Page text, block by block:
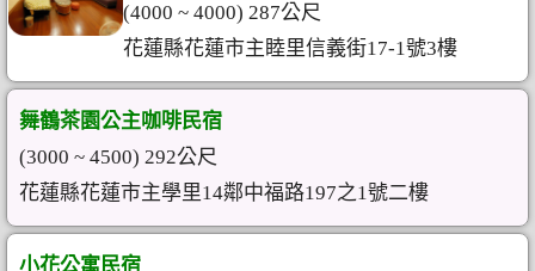
(4000 ~ 4000) 287公尺
花蓮縣花蓮市主睦里信義街17-1號3樓
舞鶴茶園公主咖啡民宿
(3000 ~ 4500) 292公尺
花蓮縣花蓮市主學里14鄰中福路197之1號二樓
小花公寓民宿